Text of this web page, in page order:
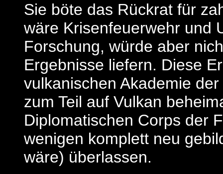
Sie böte das Rückrat für
wäre Krisenfeuerwehr und
Forschung, würde aber
Ergebnisse liefern. Diese
vulkanischen Akademie
zum Teil auf Vulkan
Diplomatischen Corps der
wenigen komplett neu
wäre) überlassen.